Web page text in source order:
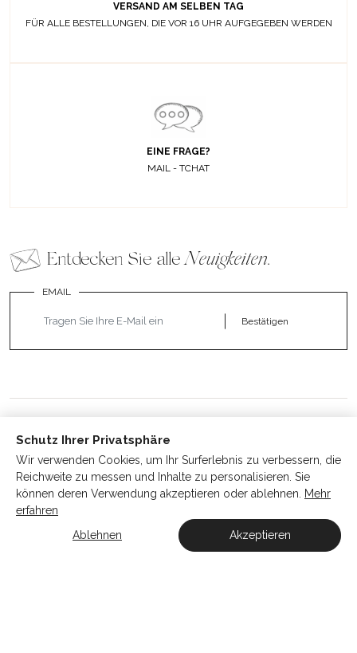
VERSAND AM SELBEN TAG
FÜR ALLE BESTELLUNGEN, DIE VOR 16 UHR AUFGEGEBEN WERDEN
EINE FRAGE?
MAIL - TCHAT
Entdecken Sie alleNeuigkeiten.
EMAIL
Bestätigen
UNSER SCHMUCK
Schutz Ihrer Privatsphäre
Wir verwenden Cookies, um Ihr Surferlebnis zu verbessern, die
Reichweite zu messen und Inhalte zu personalisieren. Sie
können deren Verwendung akzeptieren oder ablehnen.
Mehr
erfahren
Ablehnen
Akzeptieren